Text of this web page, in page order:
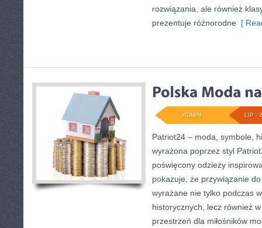
rozwiązania, ale również
prezentuje różnorodne [
LIP -
ADMIN
Patriot24 – moda, symbole,
wyrażona poprzez styl
poświęcony odzieży
pokazuje, że przywiązanie
wyrażane nie tylko podczas
historycznych, lecz również
przestrzeń dla miłośników